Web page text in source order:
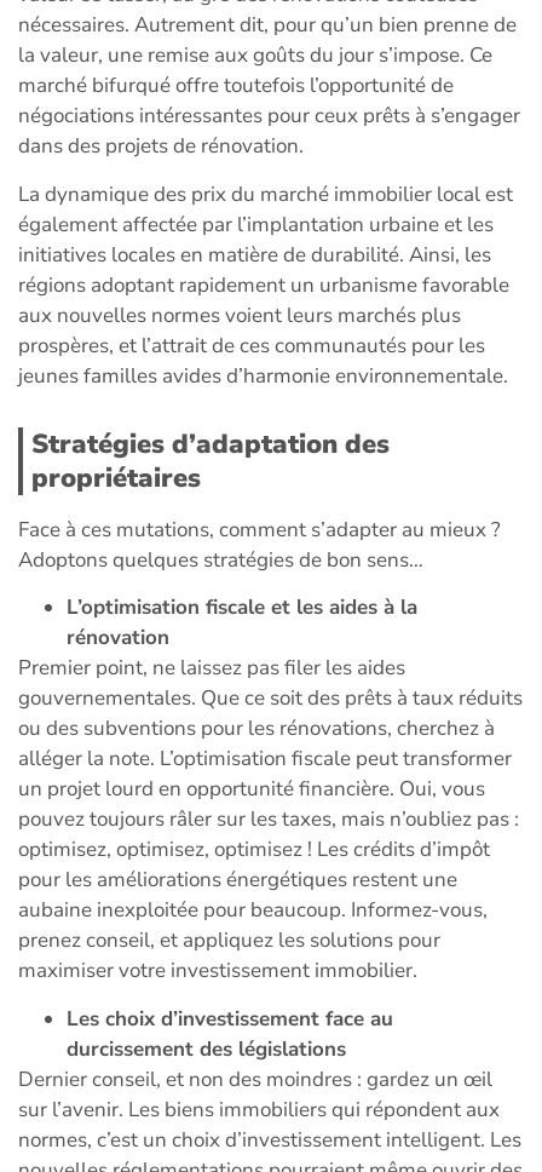
nécessaires. Autrement dit, pour qu’un bien prenne de
la valeur, une remise aux goûts du jour s’impose. Ce
marché bifurqué offre toutefois l’opportunité de
négociations intéressantes pour ceux prêts à s’engager
dans des projets de rénovation.
La dynamique des prix du marché immobilier local est
également affectée par l’implantation urbaine et les
initiatives locales en matière de durabilité. Ainsi, les
régions adoptant rapidement un urbanisme favorable
aux nouvelles normes voient leurs marchés plus
prospères, et l’attrait de ces communautés pour les
jeunes familles avides d’harmonie environnementale.
Stratégies d’adaptation des
propriétaires
Face à ces mutations, comment s’adapter au mieux ?
Adoptons quelques stratégies de bon sens…
L’optimisation fiscale et les aides à la
rénovation
Premier point, ne laissez pas filer les aides
gouvernementales. Que ce soit des prêts à taux réduits
ou des subventions pour les rénovations, cherchez à
alléger la note. L’optimisation fiscale peut transformer
un projet lourd en opportunité financière. Oui, vous
pouvez toujours râler sur les taxes, mais n’oubliez pas :
optimisez, optimisez, optimisez ! Les crédits d’impôt
pour les améliorations énergétiques restent une
aubaine inexploitée pour beaucoup. Informez-vous,
prenez conseil, et appliquez les solutions pour
maximiser votre investissement immobilier.
Les choix d’investissement face au
durcissement des législations
Dernier conseil, et non des moindres : gardez un œil
sur l’avenir. Les biens immobiliers qui répondent aux
normes, c’est un choix d’investissement intelligent. Les